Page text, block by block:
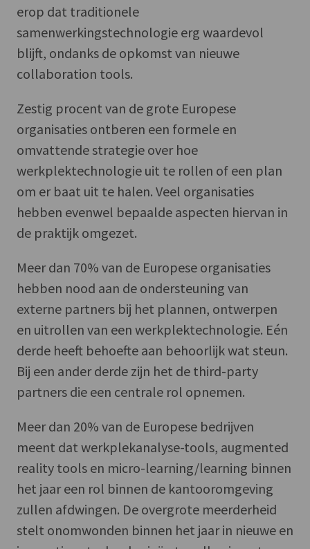
erop dat traditionele
samenwerkingstechnologie erg waardevol
blijft, ondanks de opkomst van nieuwe
collaboration tools.
Zestig procent van de grote Europese
organisaties ontberen een formele en
omvattende strategie over hoe
werkplektechnologie uit te rollen of een plan
om er baat uit te halen. Veel organisaties
hebben evenwel bepaalde aspecten hiervan in
de praktijk omgezet.
Meer dan 70% van de Europese organisaties
hebben nood aan de ondersteuning van
externe partners bij het plannen, ontwerpen
en uitrollen van een werkplektechnologie. Eén
derde heeft behoefte aan behoorlijk wat steun.
Bij een ander derde zijn het de third-party
partners die een centrale rol opnemen.
Meer dan 20% van de Europese bedrijven
meent dat werkplekanalyse-tools, augmented
reality tools en micro-learning/learning binnen
het jaar een rol binnen de kantooromgeving
zullen afdwingen. De overgrote meerderheid
stelt onomwonden binnen het jaar in nieuwe en